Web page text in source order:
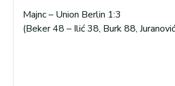
Majnc – Union Berlin 1:3
(Beker 48 – Ilić 38, Burk 88,